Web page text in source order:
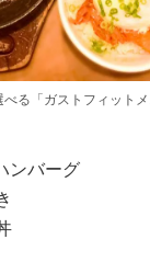
る「ガストフィットメ
ンバーグ